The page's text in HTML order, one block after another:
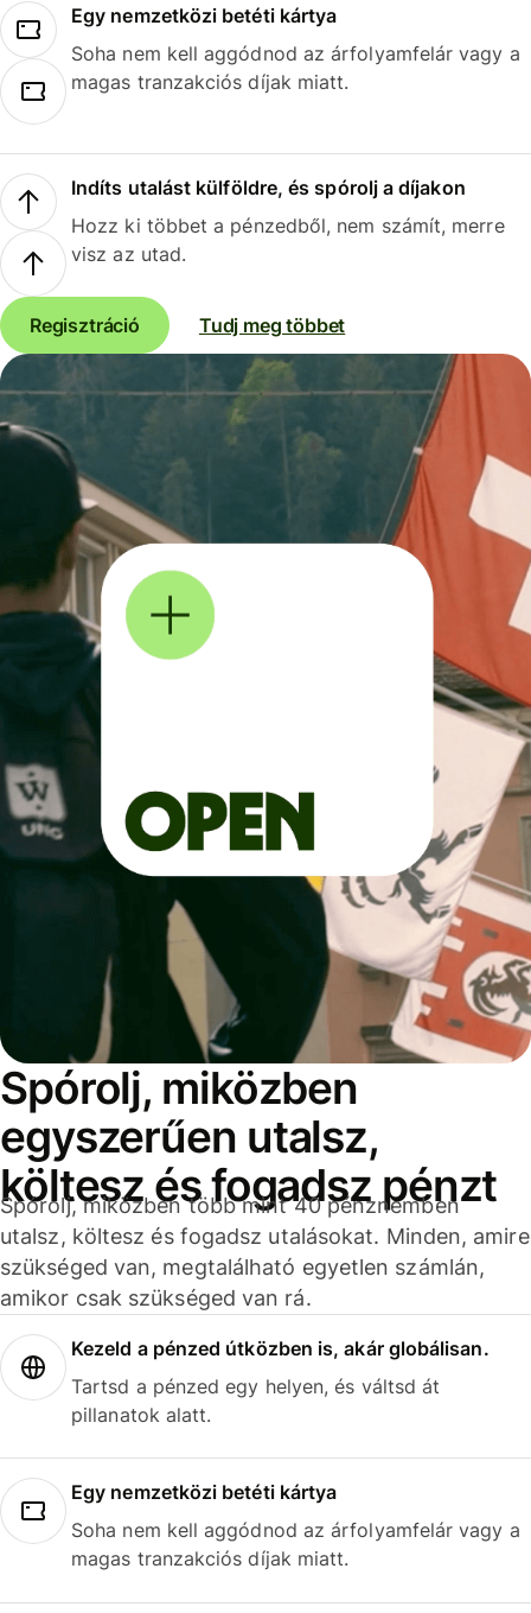
Egy nemzetközi betéti kártya
Soha nem kell aggódnod az árfolyamfelár vagy a
magas tranzakciós díjak miatt.
Indíts utalást külföldre, és spórolj a díjakon
Hozz ki többet a pénzedből, nem számít, merre
visz az utad.
Regisztráció Tudj meg többet
Spórolj, miközben
egyszerűen utalsz,
költesz és fogadsz pénzt
Spórolj, miközben több mint 40 pénznemben
utalsz, költesz és fogadsz utalásokat. Minden, amire
szükséged van, megtalálható egyetlen számlán,
amikor csak szükséged van rá.
Kezeld a pénzed útközben is, akár globálisan.
Tartsd a pénzed egy helyen, és váltsd át
pillanatok alatt.
Egy nemzetközi betéti kártya
Soha nem kell aggódnod az árfolyamfelár vagy a
magas tranzakciós díjak miatt.